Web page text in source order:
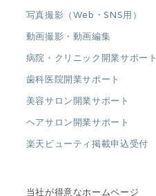
写真撮影（Web・SNS用）
動画撮影・動画編集
病院・クリニック開業サポート
歯科医院開業サポート
美容サロン開業サポート
ヘアサロン開業サポート
楽天ビューティ掲載申込受付
当社が得意なホームページ